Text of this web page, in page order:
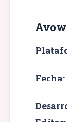
Fecha: